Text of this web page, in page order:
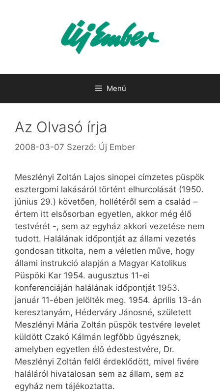
Menü
Az Olvasó írja
2008-03-07 Szerző: Új Ember
Meszlényi Zoltán Lajos sinopei címzetes püspök
esztergomi lakásáról történt elhurcolását (1950.
június 29.) követően, hollétéről sem a család –
értem itt elsősorban egyetlen, akkor még élő
testvérét -, sem az egyház akkori vezetése nem
tudott. Halálának időpontját az állami vezetés
gondosan titkolta, nem a véletlen műve, hogy
állami instrukció alapján a Magyar Katolikus
Püspöki Kar 1954. augusztus 11-ei
konferenciáján halálának időpontját 1953.
január 11-ében jelölték meg. 1954. április 13-án
keresztanyám, Héderváry Jánosné, született
Meszlényi Mária Zoltán püspök testvére levelet
küldött Czakó Kálmán legfőbb ügyésznek,
amelyben egyetlen élő édestestvére, Dr.
Meszlényi Zoltán felől érdeklődött, mivel fivére
haláláról hivatalosan sem az állam, sem az
egyház nem tájékoztatta.